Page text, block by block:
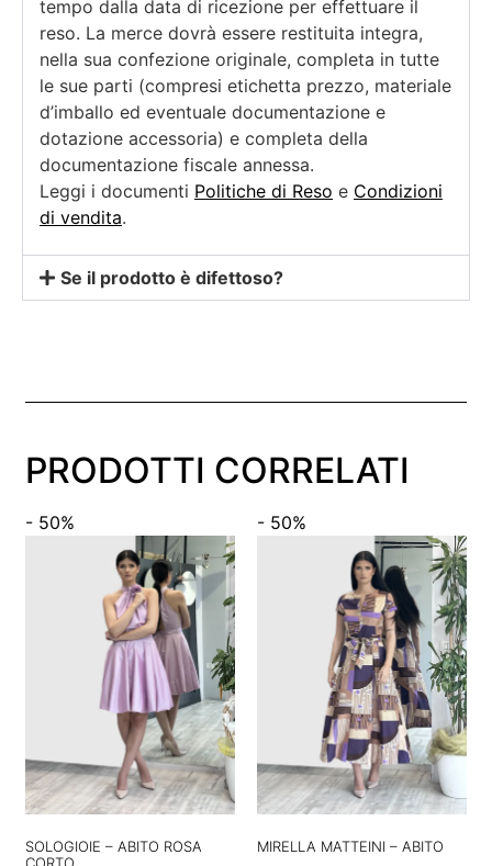
tempo dalla data di ricezione per effettuare il
reso. La merce dovrà essere restituita integra,
nella sua confezione originale, completa in tutte
le sue parti (compresi etichetta prezzo, materiale
d’imballo ed eventuale documentazione e
dotazione accessoria) e completa della
documentazione fiscale annessa.
Leggi i documenti Politiche di Reso e Condizioni
di vendita.
Se il prodotto è difettoso?
PRODOTTI CORRELATI
- 50%
SOLOGIOIE – ABITO ROSA
- 50%
MIRELLA MATTEINI – ABITO